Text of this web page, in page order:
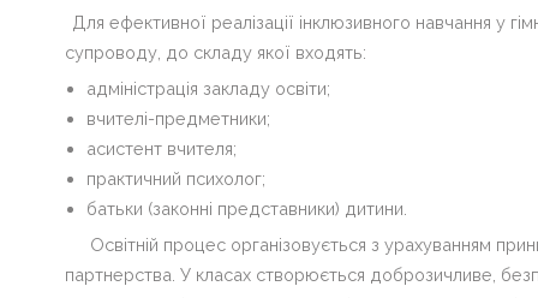
Для ефективної реалізації інклюзивного навчання у
супроводу, до складу якої входять:
адміністрація закладу освіти;
вчителі-предметники;
асистент вчителя;
практичний психолог;
батьки (законні представники) дитини.
Освітній процес організовується з урахуванням
партнерства. У класах створюється доброзичливе,